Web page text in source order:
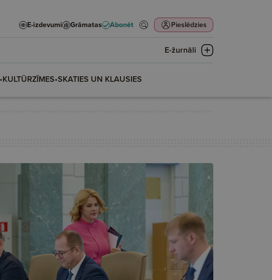
E-izdevumi Grāmatas Abonēt Pieslēdzies
E-žurnāli
•KULTŪRZĪMES•SKATIES UN KLAUSIES